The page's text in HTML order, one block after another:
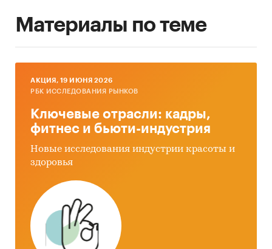
Материалы по теме
AКЦИЯ, 19 ИЮНЯ 2026
РБК ИССЛЕДОВАНИЯ РЫНКОВ
Ключевые отрасли: кадры,
фитнес и бьюти-индустрия
Новые исследования индустрии красоты и
здоровья